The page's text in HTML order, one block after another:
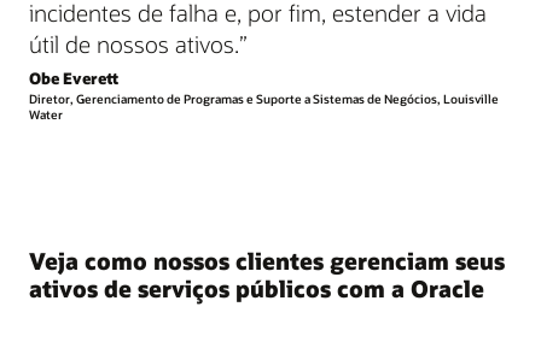
incidentes de falha e, por fim, estender a vida
útil de nossos ativos.”
Obe Everett
Diretor, Gerenciamento de Programas e Suporte a Sistemas de Negócios, Louisville
Water
Veja como nossos clientes gerenciam seus
ativos de serviços públicos com a Oracle